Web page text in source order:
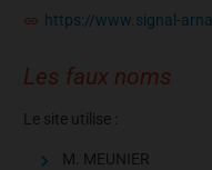
https://www.signal-
Les faux noms
Le site utilise :
M. MEUNIER